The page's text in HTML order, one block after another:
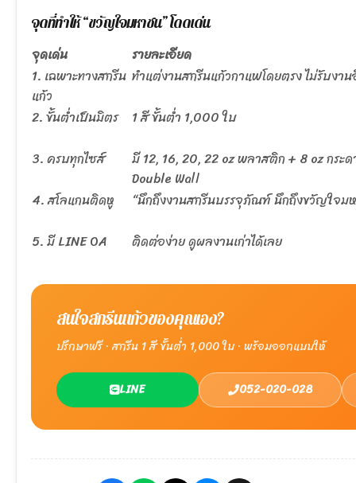
จุดที่ทำให้ “ขวัญใจมหาชน” โดดเด่น
จุดเด่น
รายละเอียด
1. เฉพาะทางสกรีน
แก้ว
ทำแต่งานสกรีนแก้วกาแฟโดยตรง ไม่รับงา
2. ขั้นต่ำเป็นมิตร
1 สี ขั้นต่ำ 1,000 ใบ
3. ครบทุกไซส์
มี 12, 16, 20, 22 oz พลาสติก + 8 oz กระ
Double Wall
4. สโลแกนติดหู
“นึกถึงงานสกรีนบรรจุภัณฑ์ นึกถึงขวัญใจม
5. มี LINE OA
ติดต่อง่าย ดูผลงานเก่าได้เลย
สนใจสกรีนแก้วของคุณเอง?
ปรึกษาฟรี · สกรีน 1 สี ขั้นต่ำ 1,000 ใบ · พร้อมออกแบบให้
LINE 052-020-028